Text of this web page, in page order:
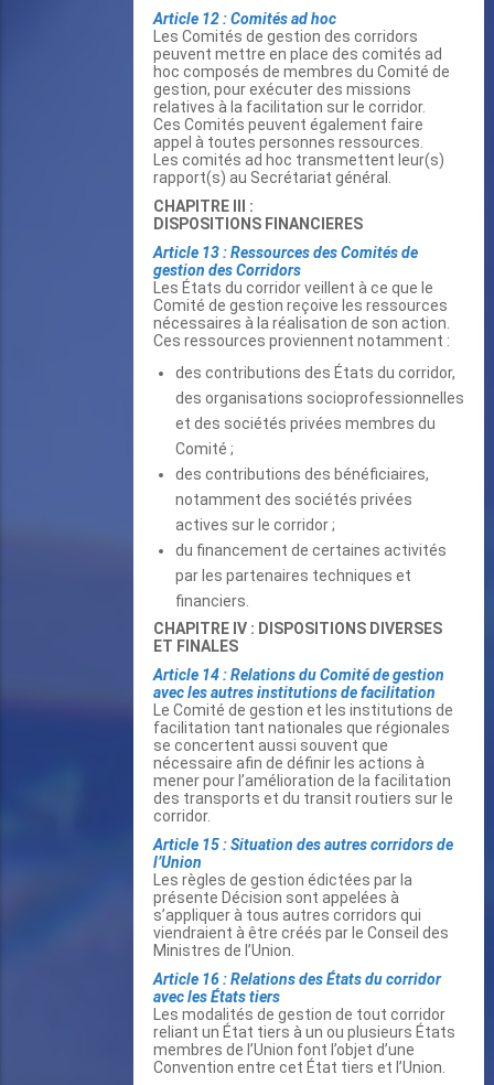
Article 12 : Comités ad hoc
Les Comités de gestion des corridors
peuvent mettre en place des comités ad
hoc composés de membres du Comité de
gestion, pour exécuter des missions
relatives à la facilitation sur le corridor.
Ces Comités peuvent également faire
appel à toutes personnes ressources.
Les comités ad hoc transmettent leur(s)
rapport(s) au Secrétariat général.
CHAPITRE III :
DISPOSITIONS FINANCIERES
Article 13 : Ressources des Comités de
gestion des Corridors
Les États du corridor veillent à ce que le
Comité de gestion reçoive les ressources
nécessaires à la réalisation de son action.
Ces ressources proviennent notamment :
des contributions des États du corridor,
des organisations socioprofessionnelles
et des sociétés privées membres du
Comité ;
des contributions des bénéficiaires,
notamment des sociétés privées
actives sur le corridor ;
du financement de certaines activités
par les partenaires techniques et
financiers.
CHAPITRE IV : DISPOSITIONS DIVERSES
ET FINALES
Article 14 : Relations du Comité de gestion
avec les autres institutions de facilitation
Le Comité de gestion et les institutions de
facilitation tant nationales que régionales
se concertent aussi souvent que
nécessaire afin de définir les actions à
mener pour l’amélioration de la facilitation
des transports et du transit routiers sur le
corridor.
Article 15 : Situation des autres corridors de
l’Union
Les règles de gestion édictées par la
présente Décision sont appelées à
s’appliquer à tous autres corridors qui
viendraient à être créés par le Conseil des
Ministres de l’Union.
Article 16 : Relations des États du corridor
avec les États tiers
Les modalités de gestion de tout corridor
reliant un État tiers à un ou plusieurs États
membres de l’Union font l’objet d’une
Convention entre cet État tiers et l’Union.